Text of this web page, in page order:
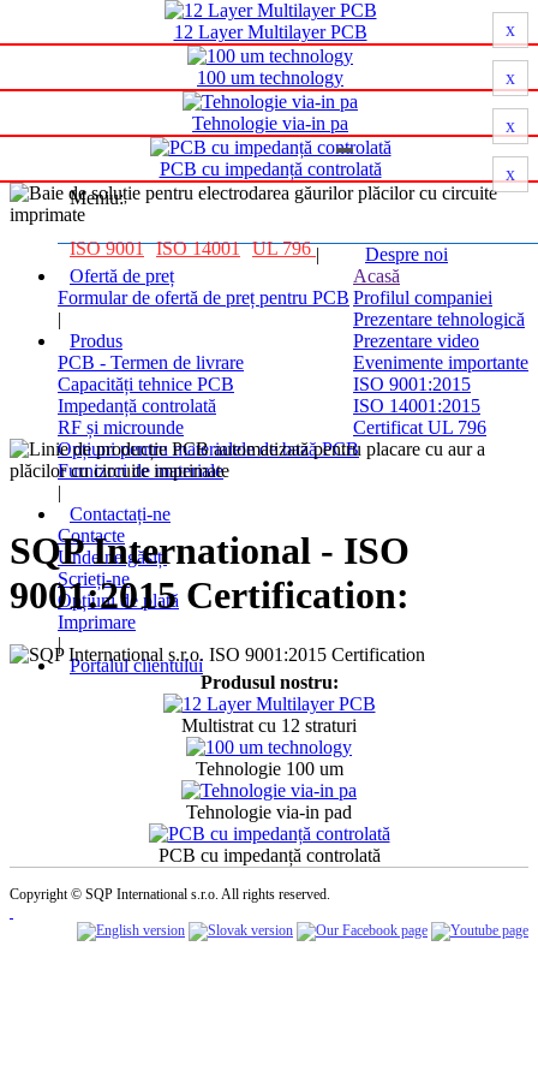
Producător de circuite imprimate
Meniu:
ISO 9001 ISO 14001 UL 796
Despre noi
Acasă
Profilul companiei
Prezentare tehnologică
Prezentare video
Evenimente importante
ISO 9001:2015
ISO 14001:2015
Certificat UL 796
|
Ofertă de preț
Formular de ofertă de preț pentru PCB
|
Produs
PCB - Termen de livrare
Capacități tehnice PCB
Impedanță controlată
RF și microunde
Opțiuni pentru materialele de bază PCB
Furnizori de materiale
|
Contactați-ne
Contacte
Unde ne găsiți
Scrieți-ne
Opțiuni de plată
Imprimare
|
Portalul clientului
SQP International - ISO
9001:2015 Certification:
12 Layer Multilayer PCB x
100 um technology x
Tehnologie via-in pa x
PCB cu impedanță controlată x
Produsul nostru:
Multistrat cu 12 straturi
Tehnologie 100 um
Tehnologie via-in pad
PCB cu impedanță controlată
Copyright © SQP International s.r.o. All rights reserved.